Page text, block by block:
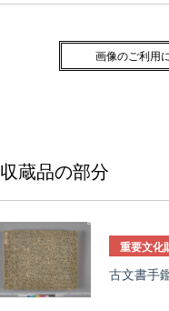
画像のご利用
収蔵品の部分
重要文化
古文書手